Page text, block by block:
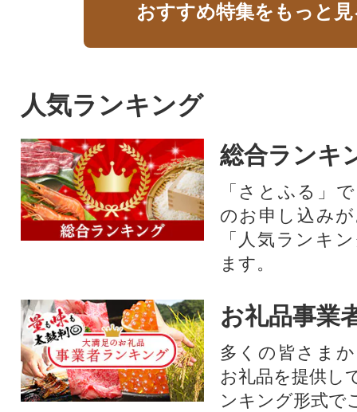
おすすめ特集をもっと
人気ランキング
総合ランキ
「さとふる」
のお申し込み
「人気ランキ
ます。
お礼品事業
多くの皆さま
お礼品を提供し
ンキング形式で